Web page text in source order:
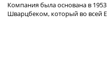
Компания была основана в
Шварцбеком, который во всей